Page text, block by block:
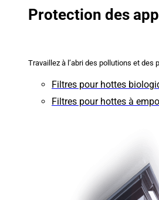
Protection des
Travaillez à l’abri des pollutions et des
Filtres pour hottes
Filtres pour hottes à